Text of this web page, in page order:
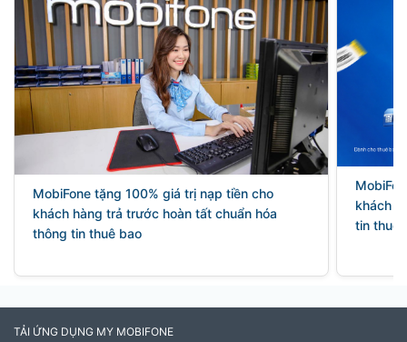
MobiFone tặng 100% giá trị nạp tiền cho
khách hàng trả trước hoàn tất chuẩn hóa
thông tin thuê bao
khách
tin thuê
TẢI ỨNG DỤNG MY MOBIFONE